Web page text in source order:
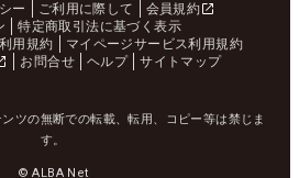
ー
ご利用に際して
会員規約
特定商取引法に基づく表示
用規約
マイページサービス利用規約
お問合せ ヘルプ サイトマップ
ツの無断での転載、転用、コピー等は禁じま
す。
© ALBA Net